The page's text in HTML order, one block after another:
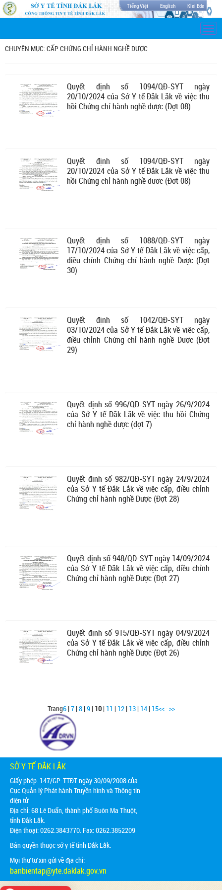
Tiếng Việt English Klei Ede
CHUYÊN MỤC: CẤP CHỨNG CHỈ HÀNH NGHỀ DƯỢC
Quyết định số 1094/QĐ-SYT ngày
20/10/2024 của Sở Y tế Đắk Lắk về việc thu
hồi Chứng chỉ hành nghề dược (Đợt 08)
Quyết định số 1094/QĐ-SYT ngày
20/10/2024 của Sở Y tế Đắk Lắk về việc thu
hồi Chứng chỉ hành nghề dược (Đợt 08)
Quyết định số 1088/QĐ-SYT ngày
17/10/2024 của Sở Y tế Đắk Lắk về việc cấp,
điều chỉnh Chứng chỉ hành nghề Dược (Đợt
30)
Quyết định số 1042/QĐ-SYT ngày
03/10/2024 của Sở Y tế Đắk Lắk về việc cấp,
điều chỉnh Chứng chỉ hành nghề Dược (Đợt
29)
Quyết định số 996/QĐ-SYT ngày 26/9/2024
của Sở Y tế Đắk Lắk về việc thu hồi Chứng
chỉ hành nghề dược (đợt 7)
Quyết định số 982/QĐ-SYT ngày 24/9/2024
của Sở Y tế Đắk Lắk về việc cấp, điều chỉnh
Chứng chỉ hành nghề Dược (Đợt 28)
Quyết định số 948/QĐ-SYT ngày 14/09/2024
của Sở Y tế Đắk Lắk về việc cấp, điều chỉnh
Chứng chỉ hành nghề Dược (Đợt 27)
Quyết định số 915/QĐ-SYT ngày 04/9/2024
của Sở Y tế Đắk Lắk về việc cấp, điều chỉnh
Chứng chỉ hành nghề Dược (Đợt 26)
Trang6| 7| 8| 9| 10| 11 | 12| 13| 14| 15<<·>>
SỞ Y TẾ ĐẮK LẮK
Giấy phép: 147/GP-TTĐT ngày 30/09/2008 của
Cục Quản lý Phát hành Truyền hình và Thông tin
điện tử
Địa chỉ:68 Lê Duẩn, thành phố Buôn Ma Thuột,
tỉnh Đắk Lắk.
Điện thoại: 0262.3843770. Fax: 0262.3852209
Bản quyền thuộc sở y tế tỉnh Đắk Lắk.
Mọi thư từ xin gửi về địa chỉ:
banbientap@yte.daklak.gov.vn